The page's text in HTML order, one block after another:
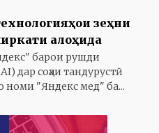
зеҳни
алоҳида
барои рушди
дар соҳаи тандурустӣ
номи "Яндекс мед" ба...